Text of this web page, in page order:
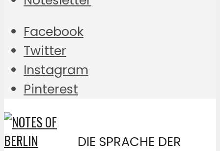
Facebook
Twitter
Instagram
Pinterest
DIE SPRACHE DER